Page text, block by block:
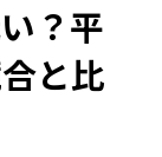
？平
と比